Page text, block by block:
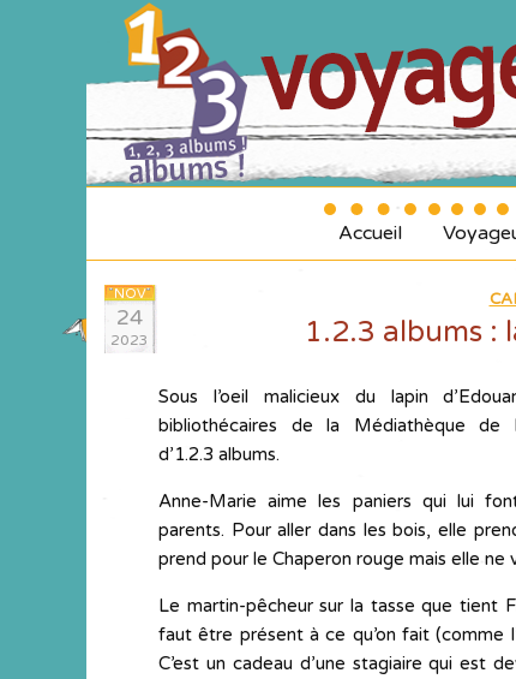
Accueil
NOV
24
2023 1.2.3 albums :
Sous l’oeil malicieux du lapin
bibliothécaires de la Médiathèque de
d’1.2.3 albums.
Anne-Marie aime les paniers qui lui
parents. Pour aller dans les bois, elle
prend pour le Chaperon rouge mais elle ne
Le martin-pêcheur sur la tasse que tient
faut être présent à ce qu’on fait (comme
C’est un cadeau d’une stagiaire qui est